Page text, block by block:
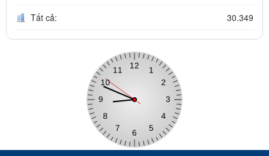
Tất cả: 30.349